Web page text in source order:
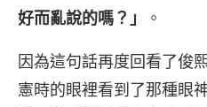
好而亂說的嗎？」
。
因為這句話再度回看了俊
憲時的眼裡看到了那種眼